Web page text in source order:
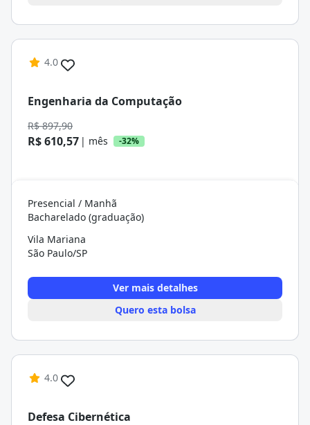
4.0
Engenharia da Computação
R$ 897,90
R$ 610,57 | mês -32%
Presencial / Manhã
Bacharelado (graduação)
Vila Mariana
São Paulo/SP
Ver mais detalhes
Quero esta bolsa
4.0
Defesa Cibernética